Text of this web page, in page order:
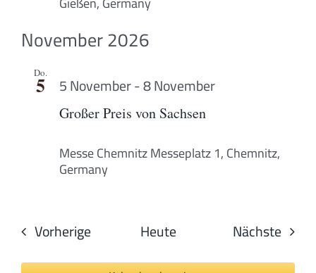
November 2026
Do.
5
Großer Preis von Sachsen
5 November-8 November
Messe ChemnitzMesseplatz 1, Chemnitz,
Germany
VorherigeVeranstaltungen
Heute Nächste